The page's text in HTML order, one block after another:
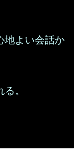
地よい会話か
。